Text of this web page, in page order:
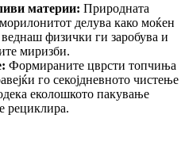
материи: Природната
делува како моќен
физички ги заробува и
миризби.
Формираните цврсти топчиња
го секојдневното чистење
еколошкото пакување
рециклира.